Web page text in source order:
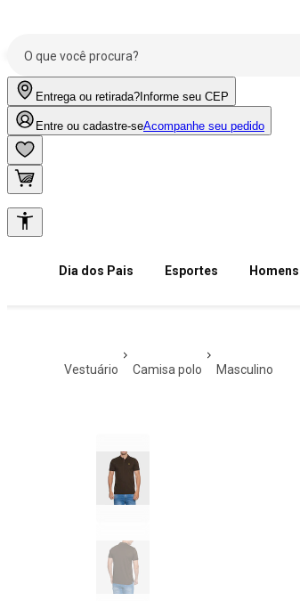
Entrega ou retirada? Informe seu CEP
Entre ou cadastre-seAcompanhe seu pedido
Dia dos Pais Esportes Homens
vestuário camisa polo masculino